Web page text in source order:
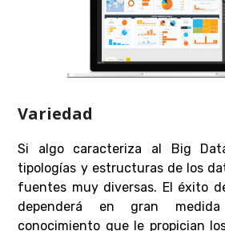
Variedad
Si algo caracteriza al Big
tipologías y estructuras de los
fuentes muy diversas. El éxito
dependerá en gran
conocimiento que le propician